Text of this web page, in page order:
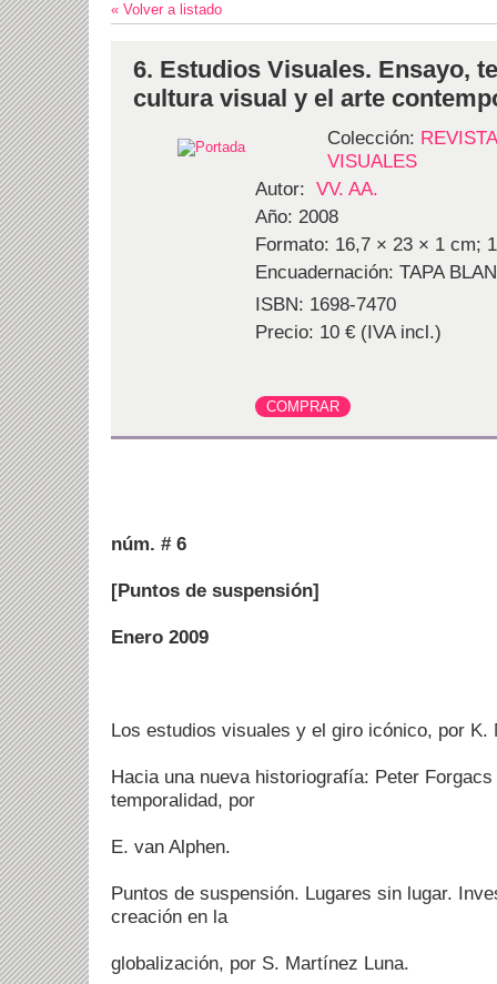
« Volver a listado
6. Estudios Visuales. Ensayo,
cultura visual y el arte
Colección:
VISUALES
Autor: VV. AA.
Año: 2008
Formato: 16,7 × 23 × 1 cm;
Encuadernación: TAPA
ISBN: 1698-7470
Precio: 10 € (IVA incl.)
núm. # 6
[Puntos de suspensión]
Enero 2009
Los estudios visuales y el giro icónico, por K.
Hacia una nueva historiografía: Peter
temporalidad, por
E. van Alphen.
Puntos de suspensión. Lugares sin lugar.
creación en la
globalización, por S. Martínez Luna.